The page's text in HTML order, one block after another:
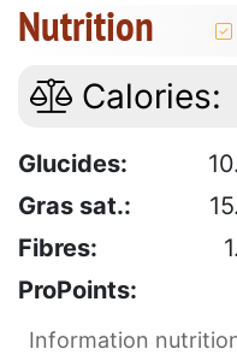
Nutrition
Calories:
Glucides:
Gras sat.:
Fibres:
ProPoints:
Information